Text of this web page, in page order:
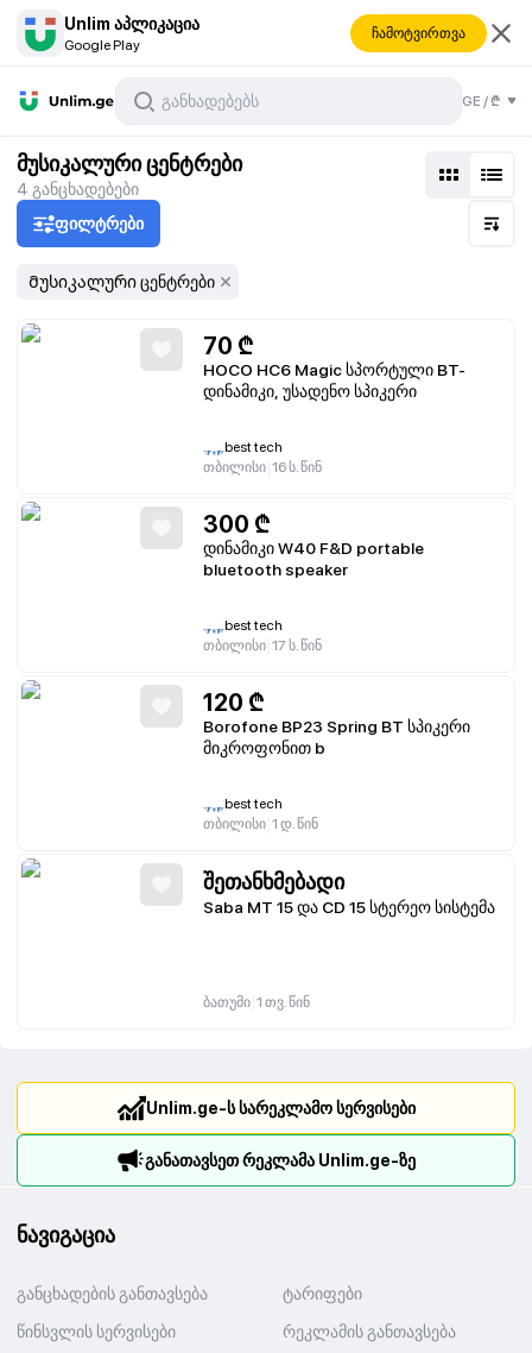
Unlim აპლიკაცია
Google Play
ჩამოტვირთვა
GE /₾
მუსიკალური ცენტრები
4 განცხადებები
ფილტრები
Მუსიკალური ცენტრები
70 ₾
HOCO HC6 Magic სპორტული BT-
დინამიკი, უსადენო სპიკერი
best tech
თბილისი 16 ს. წინ
300 ₾
დინამიკი W40 F&D portable
bluetooth speaker
best tech
თბილისი 17 ს. წინ
120 ₾
Borofone BP23 Spring BT სპიკერი
მიკროფონით b
best tech
თბილისი 1 დ. წინ
შეთანხმებადი
Saba MT 15 და CD 15 სტერეო სისტემა
ბათუმი 1 თვ. წინ
Unlim.ge-ს სარეკლამო სერვისები
განათავსეთ რეკლამა Unlim.ge-ზე
ნავიგაცია
განცხადების განთავსება
ტარიფები
წინსვლის სერვისები
რეკლამის განთავსება